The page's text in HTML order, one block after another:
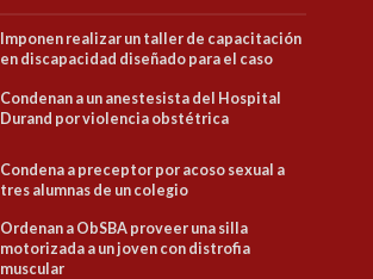
Imponen realizar un taller de capacitación
en discapacidad diseñado para el caso
Condenan a un anestesista del Hospital
Durand por violencia obstétrica
Condena a preceptor por acoso sexual a
tres alumnas de un colegio
Ordenan a ObSBA proveer una silla
motorizada a un joven con distrofia
muscular